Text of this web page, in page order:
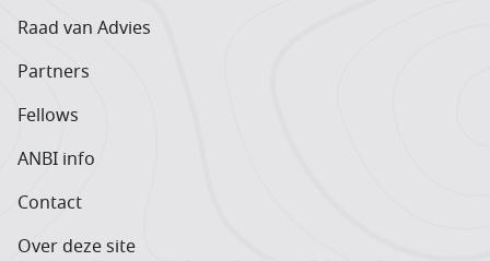
Raad van Advies
Partners
Fellows
ANBI info
Contact
Over deze site